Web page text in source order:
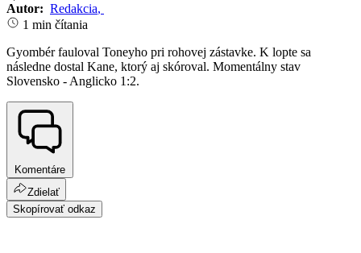
Autor: Redakcia,
1 min čítania
Gyombér fauloval Toneyho pri rohovej zástavke. K lopte sa
následne dostal Kane, ktorý aj skóroval. Momentálny stav
Slovensko - Anglicko 1:2.
Komentáre
Zdielať
Skopírovať odkaz